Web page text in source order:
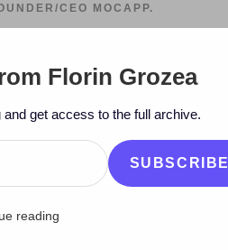
CEO MOCAPP.
2007 > December
web 2.0
Florin Grozea
get access to the full archive.
SUBSCRIBE
reading